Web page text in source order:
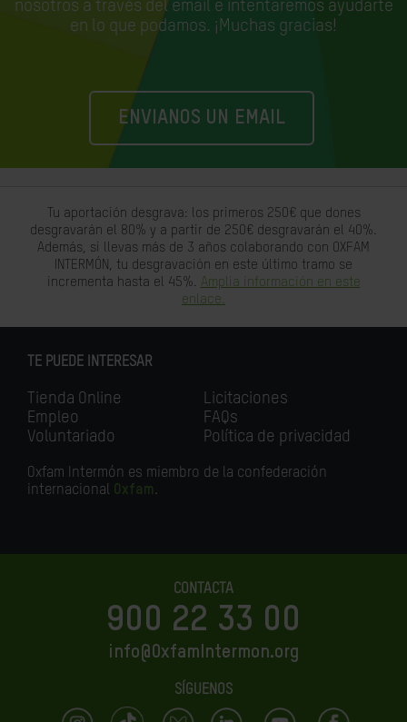
nosotros a través del email e intentaremos ayudarte
en lo que podamos. ¡Muchas gracias!
ENVIANOS UN EMAIL
Tu aportación desgrava: los primeros 250€ que dones
desgravarán el 80% y a partir de 250€ desgravarán el 40%.
Además, si llevas más de 3 años colaborando con OXFAM
INTERMÓN, tu desgravación en este último tramo se
incrementa hasta el 45%. Amplia información en este
enlace.
TE PUEDE INTERESAR
Tienda Online
Empleo
Voluntariado
Licitaciones
FAQs
Política de privacidad
Oxfam Intermón es miembro de la confederación
internacional Oxfam.
CONTACTA
900 22 33 00
info@OxfamIntermon.org
SÍGUENOS